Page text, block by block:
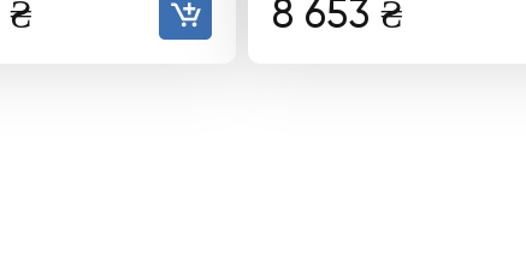
₴ 8 653 ₴